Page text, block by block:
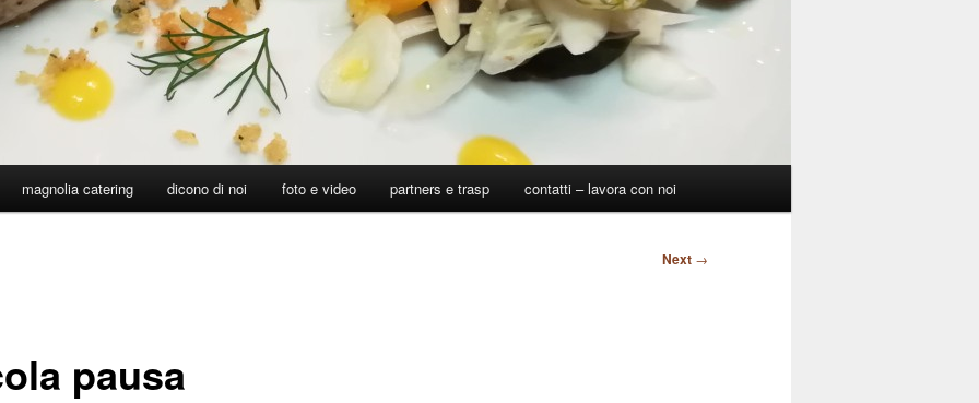
magnolia catering dicono di noi foto e video partners e trasp contatti – lavora con noi
Next →
pausa